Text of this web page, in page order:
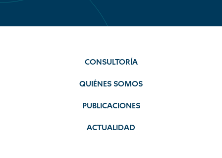
CONSULTORÍA
QUIÉNES SOMOS
PUBLICACIONES
ACTUALIDAD